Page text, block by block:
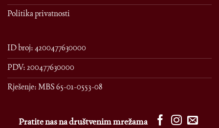
Politika privatnosti
ID broj: 4200477630000
PDV: 200477630000
Rješenje: MBS 65-01-0553-08
Pratite nas na društvenim mrežama